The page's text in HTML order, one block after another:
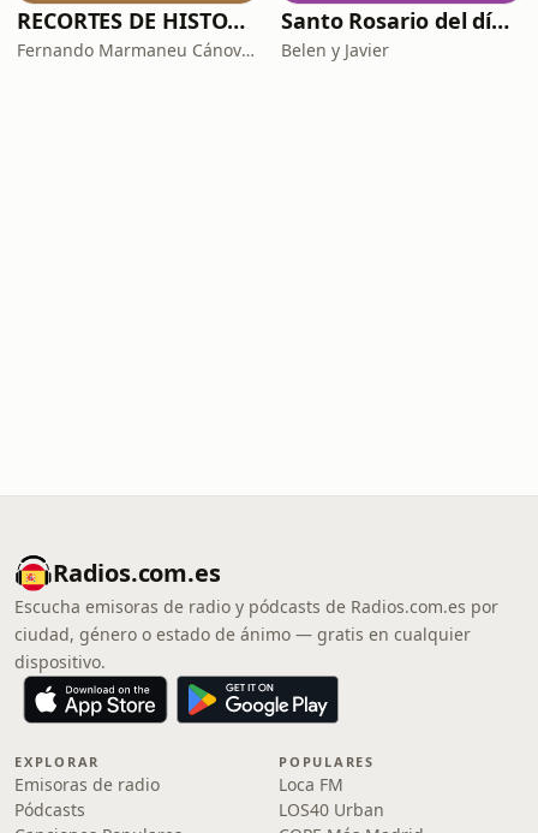
RECORTES DE HISTORIA Y CIENCIA
Fernando Marmaneu Cánovas
Santo Rosario del día. 🙏 Reza con nosotros en castellano 🇪🇸
Belen y Javier
Radios.com.es
Escucha emisoras de radio y pódcasts de Radios.com.es por
ciudad, género o estado de ánimo — gratis en cualquier
dispositivo.
EXPLORAR
Emisoras de radio
Pódcasts
POPULARES
Loca FM
LOS40 Urban